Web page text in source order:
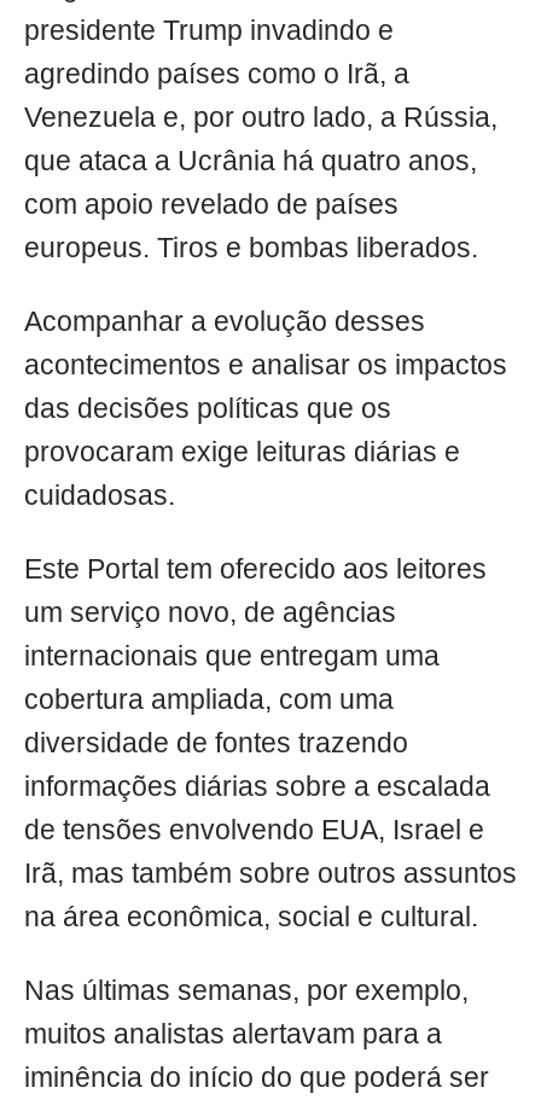
presidente Trump invadindo e
agredindo países como o Irã, a
Venezuela e, por outro lado, a Rússia,
que ataca a Ucrânia há quatro anos,
com apoio revelado de países
europeus. Tiros e bombas liberados.
Acompanhar a evolução desses
acontecimentos e analisar os impactos
das decisões políticas que os
provocaram exige leituras diárias e
cuidadosas.
Este Portal tem oferecido aos leitores
um serviço novo, de agências
internacionais que entregam uma
cobertura ampliada, com uma
diversidade de fontes trazendo
informações diárias sobre a escalada
de tensões envolvendo EUA, Israel e
Irã, mas também sobre outros assuntos
na área econômica, social e cultural.
Nas últimas semanas, por exemplo,
muitos analistas alertavam para a
iminência do início do que poderá ser